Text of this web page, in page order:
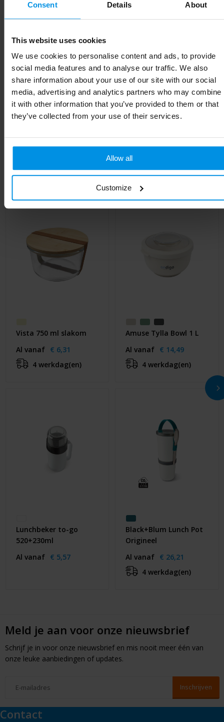
Consent Details About
This website uses cookies
We use cookies to personalise content and ads, to provide
social media features and to analyse our traffic. We also
share information about your use of our site with our social
media, advertising and analytics partners who may combine
it with other information that you’ve provided to them or that
they’ve collected from your use of their services.
Allow all
Customize
Materiaal Glas, Bamboe
Kleur Natuur/Transparent
Hoogte 8.5 cm
Breedte 8.5 cm
Lengte 8 cm
Gerelateerde producten
Vista 750 ml slakom
Al vanaf € 6,31
4 werkdag(en)
Amuse Tylla Bowl 1 L
Al vanaf € 14,49
4 werkdag(en)
Lunchbeker to-go
520+230ml
Al vanaf € 5,57
Black+Blum Lunch Pot
Origineel
Al vanaf € 26,21
4 werkdag(en)
Meld je aan voor onze nieuwsbrief
Schrijf je in voor onze nieuwsbrief en mis nooit meer één van
onze leuke aanbiedingen of updates.
Contact